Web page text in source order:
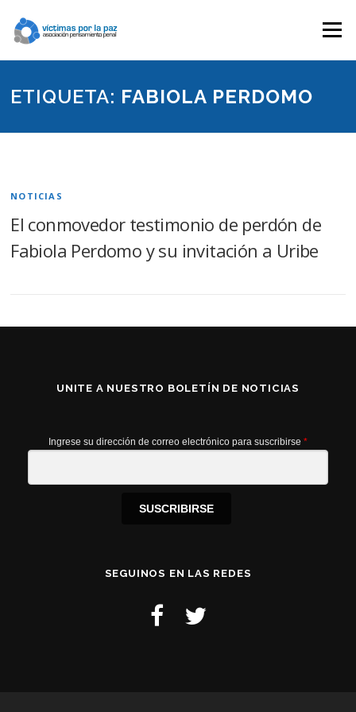
contenido
Menú
ETIQUETA: FABIOLA PERDOMO
NOTICIAS
El conmovedor testimonio de perdón de
Fabiola Perdomo y su invitación a Uribe
UNITE A NUESTRO BOLETÍN DE NOTICIAS
Ingrese su dirección de correo electrónico para suscribirse *
SUSCRIBIRSE
SEGUINOS EN LAS REDES